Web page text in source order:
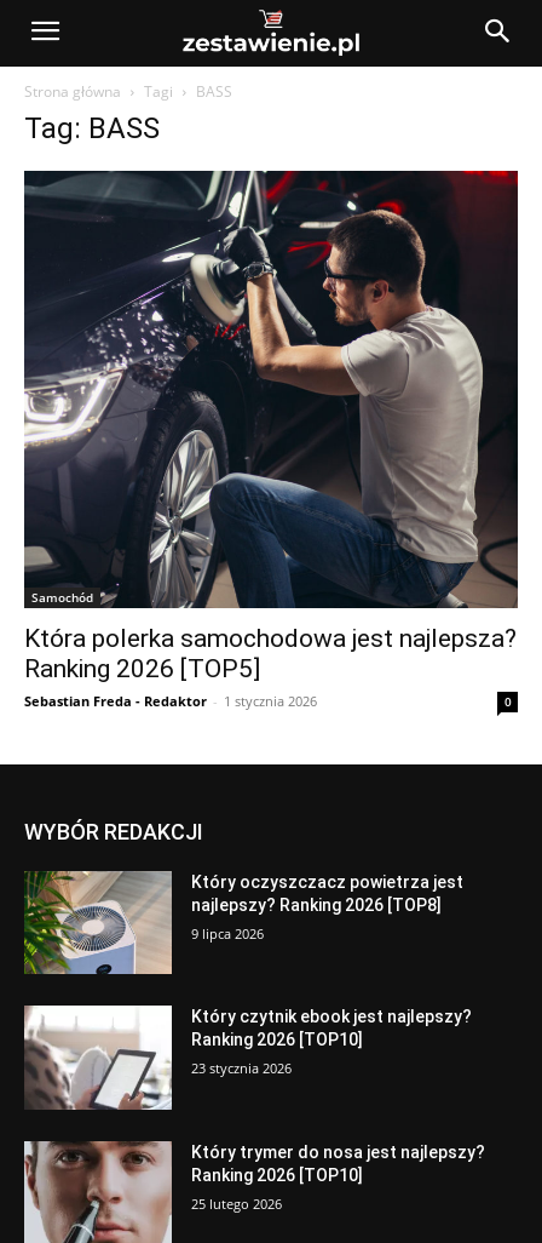
Strona główna Tagi BASS
Tag: BASS
Samochód
Która polerka samochodowa jest najlepsza?
Ranking 2026 [TOP5]
Sebastian Freda - Redaktor - 1 stycznia 2026 0
WYBÓR REDAKCJI
Który oczyszczacz powietrza jest
najlepszy? Ranking 2026 [TOP8]
9 lipca 2026
Który czytnik ebook jest najlepszy?
Ranking 2026 [TOP10]
23 stycznia 2026
Który trymer do nosa jest najlepszy?
Ranking 2026 [TOP10]
25 lutego 2026